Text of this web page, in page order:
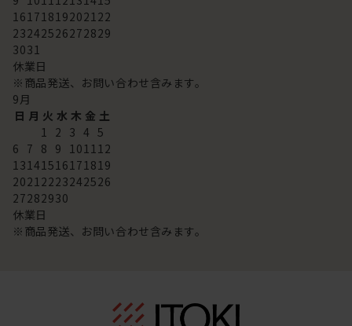
16171819202122
23242526272829
3031
休業日
※商品発送、お問い合わせ含みます。
9月
日 月 火 水 木 金 土
1 2 3 4 5
6 7 8 9 101112
13141516171819
20212223242526
27282930
休業日
※商品発送、お問い合わせ含みます。